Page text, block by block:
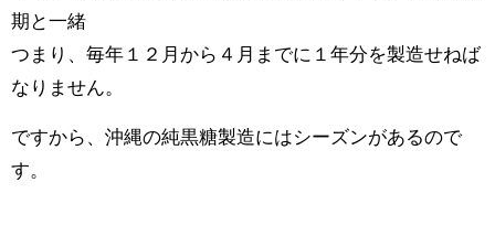
期と一緒
つまり、毎年１２月から４月までに１年分を製造せねば
なりません。
ですから、沖縄の純黒糖製造にはシーズンがあるので
す。